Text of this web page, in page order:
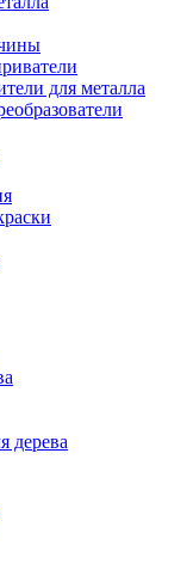
для металла
дерева